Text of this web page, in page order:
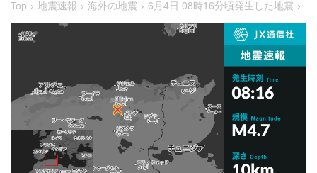
Top 地震速報 海外の地震 6月4日 08時16分頃発生した地震